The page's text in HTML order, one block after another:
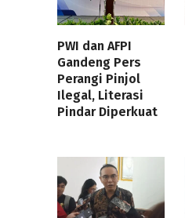
PWI dan AFPI
Gandeng Pers
Perangi Pinjol
Ilegal, Literasi
Pindar Diperkuat